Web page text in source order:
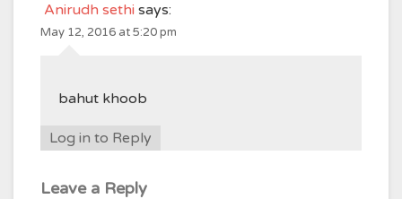
Anirudh sethi says:
May 12, 2016 at 5:20 pm
bahut khoob
Log in to Reply
Leave a Reply